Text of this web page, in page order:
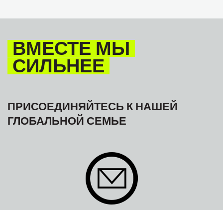
ВМЕСТЕ МЫ
СИЛЬНЕЕ
ПРИСОЕДИНЯЙТЕСЬ К НАШЕЙ
ГЛОБАЛЬНОЙ СЕМЬЕ